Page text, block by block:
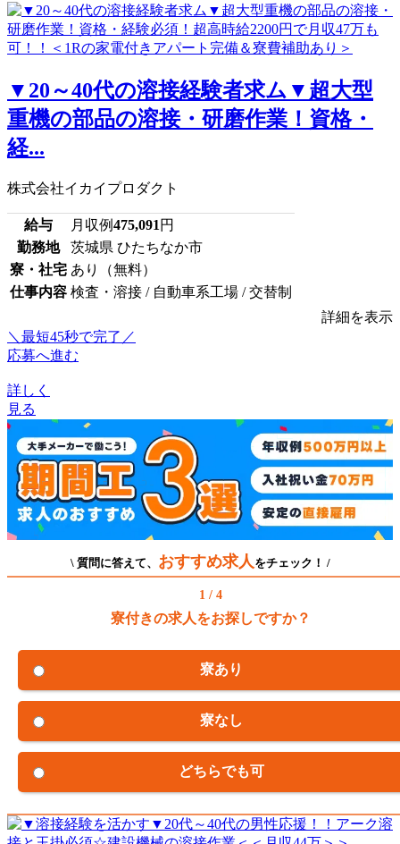
▼20～40代の溶接経験者求ム▼超大型
重機の部品の溶接・研磨作業！資格・
経...
株式会社イカイプロダクト
給与 月収例475,091 円
勤務地
茨城県 ひたちなか市
寮・社宅 あり（無料）
仕事内容 検査・溶接 / 自動車系工場 / 交替制
詳細を表示
＼最短45秒で完了／
応募へ進む
詳しく
見る
\ 質問に答えて、 おすすめ求人 をチェック！ /
1 / 4
寮付きの求人をお探しですか？
寮あり
寮なし
どちらでも可